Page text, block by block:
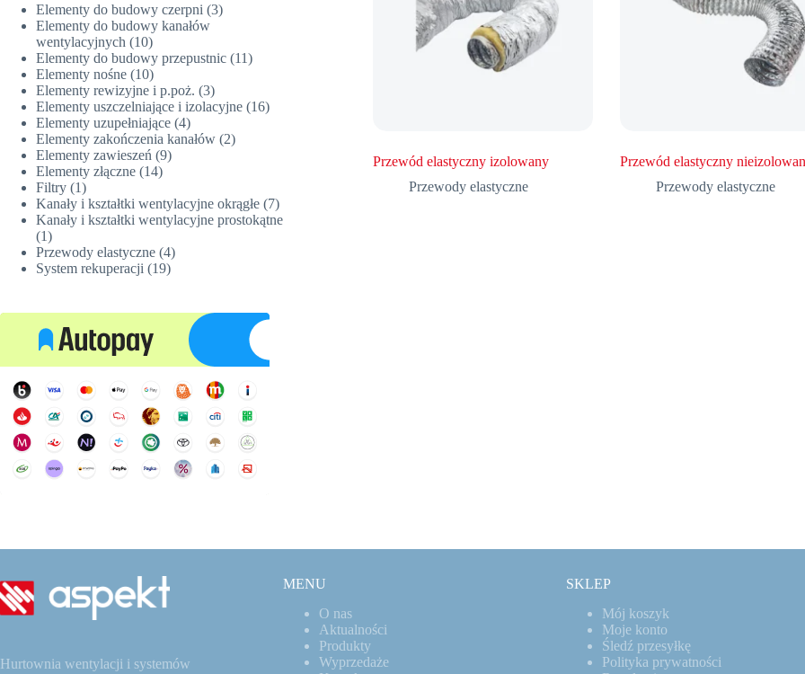
Przewód elastyczny izolowany
Przewody elastyczne
Przewód elastyczny
Przewody elastyczne
Elementy do budowy czerpni 33
Elementy do budowy kanałów
wentylacyjnych
1010
produktów
Elementy do budowy przepustnic 1111
Elementy nośne 1010
produktów
Elementy rewizyjne i p.poż. 33
produkty
Elementy uszczelniające i izolacyjne 1616
Elementy uzupełniające 44
produkty
Elementy zakończenia kanałów 22
Elementy zawieszeń 99
Elementy złączne 1414
Filtry 11
produkt
Kanały i kształtki wentylacyjne okrągłe 77
produktów
Kanały i kształtki wentylacyjne prostokątne
11
produkt
Przewody elastyczne 44
produkty
System rekuperacji 1919
Hurtownia wentylacji i systemów
MENU
O nas
Aktualności
Produkty
Wyprzedaże
SKLEP
Mój koszyk
Moje konto
Śledź przesyłkę
Polityka prywatności